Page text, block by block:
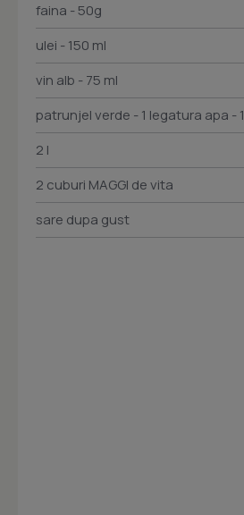
faina - 50g
ulei - 150 ml
vin alb - 75 ml
patrunjel verde - 1 legatura apa - 1
2 l
2 cuburi MAGGI de vita
sare dupa gust